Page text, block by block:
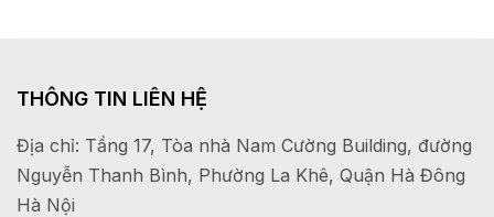
THÔNG TIN LIÊN HỆ
Địa chỉ: Tầng 17, Tòa nhà Nam Cường Building, đường
Nguyễn Thanh Bình, Phường La Khê, Quận Hà Đông
Hà Nội